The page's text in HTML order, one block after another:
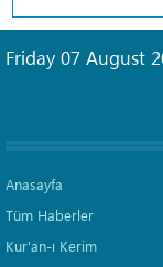
Friday 07 August
Anasayfa
Tüm Haberler
Kur'an-ı Kerim